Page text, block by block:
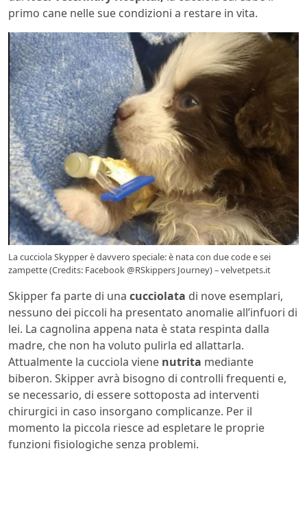
primo cane nelle sue condizioni a restare in vita.
La cucciola Skypper è davvero speciale: è nata con due code e sei
zampette (Credits: Facebook @RSkippers Journey) – velvetpets.it
Skipper fa parte di una cucciolata di nove esemplari,
nessuno dei piccoli ha presentato anomalie all’infuori di
lei. La cagnolina appena nata è stata respinta dalla
madre, che non ha voluto pulirla ed allattarla.
Attualmente la cucciola viene nutrita mediante
biberon. Skipper avrà bisogno di controlli frequenti e,
se necessario, di essere sottoposta ad interventi
chirurgici in caso insorgano complicanze. Per il
momento la piccola riesce ad espletare le proprie
funzioni fisiologiche senza problemi.